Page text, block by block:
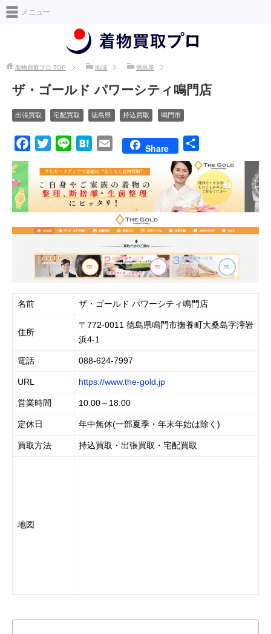
日本最大級の着物買取情報サイト [着物買取プロ]
メニュー
着物買取プロ TOP 地域 徳島県
ザ・ゴールド パワーシティ鳴門店
出張買取 宅配買取 徳島県 持込買取 鳴門市
b
o
k
i
t
r
n
e
t
e
n
a
i
Share
有
名前 ザ・ゴールド パワーシティ鳴門店
住所
〒772-0011 徳島県鳴門市撫養町大桑島字濘岩
浜4-1
電話 088-624-7997
URL https://www.the-gold.jp
営業時間 10:00～18:00
定休日 年中無休(一部夏季・年末年始は除く)
買取方法 持込買取・出張買取・宅配買取
地図